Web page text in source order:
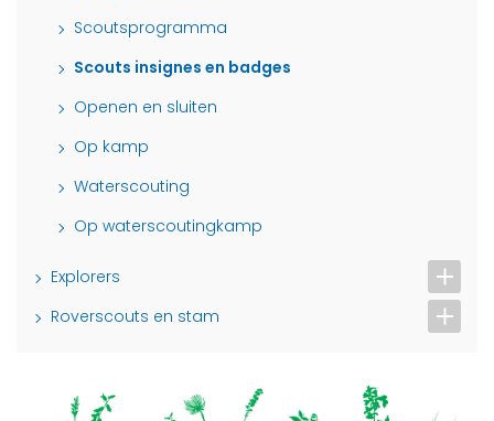
Scoutsprogramma
Scouts insignes en badges
Openen en sluiten
Op kamp
Waterscouting
Op waterscoutingkamp
Explorers
Roverscouts en stam